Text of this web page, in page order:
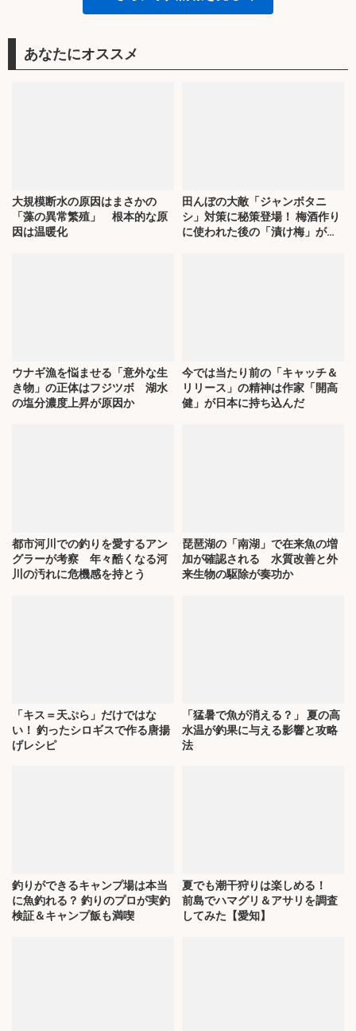
あなたにオススメ
大規模断水の原因はまさかの
「藻の異常繁殖」 根本的な原
因は温暖化
田んぼの大敵「ジャンボタニ
シ」対策に秘策登場！ 梅酒作り
に使われた後の「漬け梅」が効
ウナギ漁を悩ませる「意外な生
き物」の正体はフジツボ 湖水
の塩分濃度上昇が原因か
今では当たり前の「キャッチ＆
リリース」の精神は作家「開高
健」が日本に持ち込んだ
都市河川での釣りを愛するアン
グラーが考察 年々酷くなる河
川の汚れに危機感を持とう
琵琶湖の「南湖」で在来魚の増
加が確認される 水質改善と外
来生物の駆除が奏功か
「キス＝天ぷら」だけではな
い！ 釣ったシロギスで作る唐揚
げレシピ
「猛暑で魚が消える？」 夏の高
水温が釣果に与える影響と攻略
法
釣りができるキャンプ場は本当
に魚釣れる？ 釣りのプロが実釣
検証＆キャンプ飯も満喫
夏でも潮干狩りは楽しめる！
前島でハマグリ＆アサリを調査
してみた【愛知】